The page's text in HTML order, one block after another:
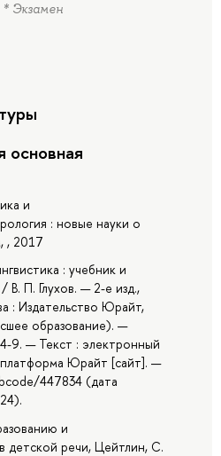
Экзамен
основная
и
: новые науки о
, 2017
: учебник и
В. П. Глухов. — 2-е изд.,
: Издательство Юрайт,
образование). —
9. — Текст : электронный
Юрайт [сайт]. —
447834 (дата
и
детской речи, Цейтлин, С.